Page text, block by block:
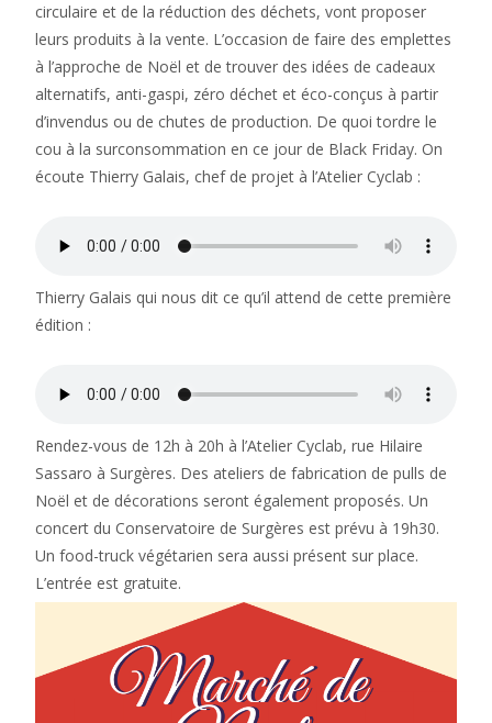
circulaire et de la réduction des déchets, vont proposer
leurs produits à la vente. L’occasion de faire des emplettes
à l’approche de Noël et de trouver des idées de cadeaux
alternatifs, anti-gaspi, zéro déchet et éco-conçus à partir
d’invendus ou de chutes de production. De quoi tordre le
cou à la surconsommation en ce jour de Black Friday. On
écoute Thierry Galais, chef de projet à l’Atelier Cyclab :
Thierry Galais qui nous dit ce qu’il attend de cette première
édition :
Rendez-vous de 12h à 20h à l’Atelier Cyclab, rue Hilaire
Sassaro à Surgères. Des ateliers de fabrication de pulls de
Noël et de décorations seront également proposés. Un
concert du Conservatoire de Surgères est prévu à 19h30.
Un food-truck végétarien sera aussi présent sur place.
L’entrée est gratuite.